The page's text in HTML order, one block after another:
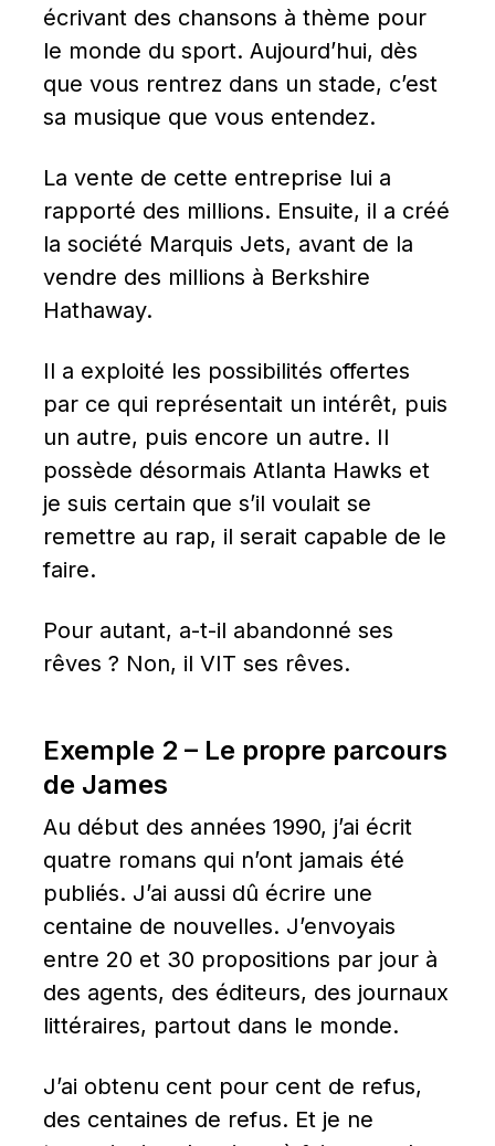
écrivant des chansons à thème pour
le monde du sport. Aujourd’hui, dès
que vous rentrez dans un stade, c’est
sa musique que vous entendez.
La vente de cette entreprise lui a
rapporté des millions. Ensuite, il a créé
la société Marquis Jets, avant de la
vendre des millions à Berkshire
Hathaway.
Il a exploité les possibilités offertes
par ce qui représentait un intérêt, puis
un autre, puis encore un autre. Il
possède désormais Atlanta Hawks et
je suis certain que s’il voulait se
remettre au rap, il serait capable de le
faire.
Pour autant, a-t-il abandonné ses
rêves ? Non, il VIT ses rêves.
Exemple 2 – Le propre parcours
de James
Au début des années 1990, j’ai écrit
quatre romans qui n’ont jamais été
publiés. J’ai aussi dû écrire une
centaine de nouvelles. J’envoyais
entre 20 et 30 propositions par jour à
des agents, des éditeurs, des journaux
littéraires, partout dans le monde.
J’ai obtenu cent pour cent de refus,
des centaines de refus. Et je ne